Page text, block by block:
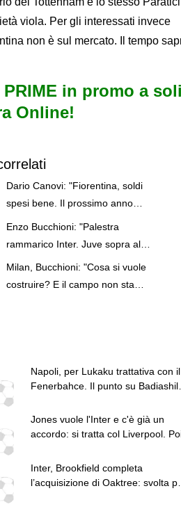
viola. Per gli interessati invece
non è sul mercato. Il tempo
in promo a soli
Online!
Dario Canovi: "Fiorentina, soldi
spesi bene. Il prossimo anno
Enzo Bucchioni: "Palestra
rammarico Inter. Juve sopra al
Milan ma Zirkzee non è
spallettiano"
Milan, Bucchioni: "Cosa si vuole
costruire? E il campo non sta
Napoli, per Lukaku trattativa con il
Fenerbahce. Il punto su Badiashile
pressing su Lukumi e in attacco si
insiste per Zirkzee. Per Suzuki
Jones vuole l'Inter e c'è già un
accordo: si tratta col Liverpool.
Inter, Brookfield completa
l’acquisizione di Oaktree: svolta per